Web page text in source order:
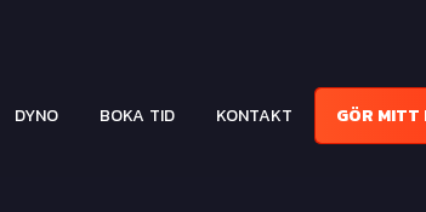
DYNO BOKA TID KONTAKT GÖR MITT